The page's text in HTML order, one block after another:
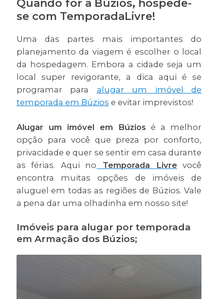
Quando for a Búzios, hospede-
se com TemporadaLivre!
Uma das partes mais importantes do
planejamento da viagem é escolher o local
da hospedagem. Embora a cidade seja um
local super revigorante, a dica aqui é se
programar para alugar um imóvel de
temporada em Búzios e evitar imprevistos!
Alugar um imóvel em Búzios é a melhor
opção para você que preza por conforto,
privacidade e quer se sentir em casa durante
as férias. Aqui no Temporada Livre você
encontra muitas opções de imóveis de
aluguel em todas as regiões de Búzios. Vale
a pena dar uma olhadinha em nosso site!
Imóveis para alugar por temporada
em Armação dos Búzios;